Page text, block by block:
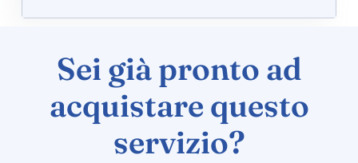
Sei già pronto ad
acquistare questo
servizio?